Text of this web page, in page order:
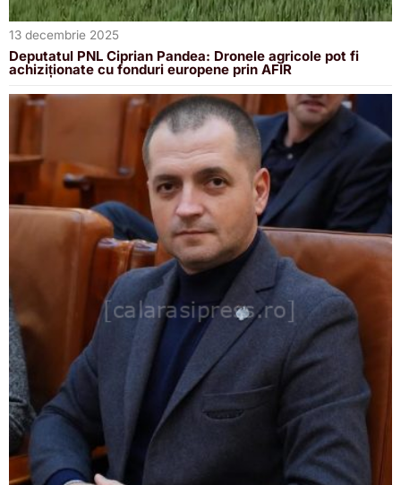
13 decembrie 2025
Deputatul PNL Ciprian Pandea: Dronele agricole pot fi
achiziționate cu fonduri europene prin AFIR